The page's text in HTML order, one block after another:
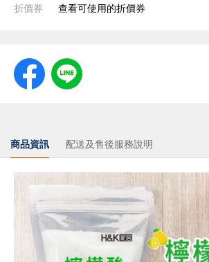
折價券 查看可使用的折價券
商品資訊 配送及售後服務說明